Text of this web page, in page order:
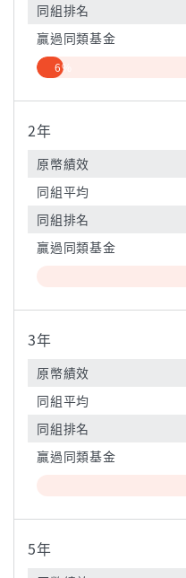
同組排名
贏過同類基金
6%
2年
原幣績效
同組平均
同組排名
贏過同類基金
3年
原幣績效
同組平均
同組排名
贏過同類基金
5年